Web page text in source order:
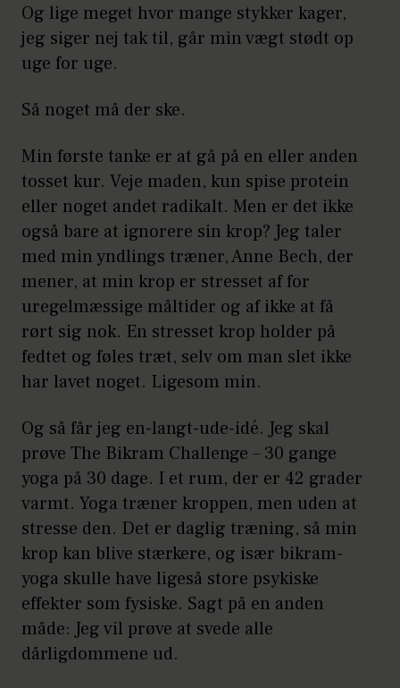
Og lige meget hvor mange stykker kager,
jeg siger nej tak til, går min vægt stødt op
uge for uge.
Så noget må der ske.
Min første tanke er at gå på en eller anden
tosset kur. Veje maden, kun spise protein
eller noget andet radikalt. Men er det ikke
også bare at ignorere sin krop? Jeg taler
med min yndlings træner, Anne Bech, der
mener, at min krop er stresset af for
uregelmæssige måltider og af ikke at få
rørt sig nok. En stresset krop holder på
fedtet og føles træt, selv om man slet ikke
har lavet noget. Ligesom min.
Og så får jeg en-langt-ude-idé. Jeg skal
prøve The Bikram Challenge – 30 gange
yoga på 30 dage. I et rum, der er 42 grader
varmt. Yoga træner kroppen, men uden at
stresse den. Det er daglig træning, så min
krop kan blive stærkere, og især bikram-
yoga skulle have ligeså store psykiske
effekter som fysiske. Sagt på en anden
måde: Jeg vil prøve at svede alle
dårligdommene ud.